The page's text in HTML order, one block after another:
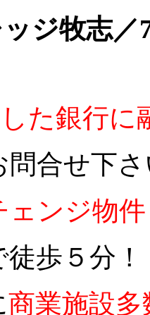
ジ牧志／
した銀行
合せ下
ェンジ物
歩５分！
商業施設